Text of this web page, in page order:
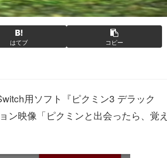
はてブ コピー
用ソフト『ピクミン3 デラック
ン映像「ピクミンと出会ったら、覚え